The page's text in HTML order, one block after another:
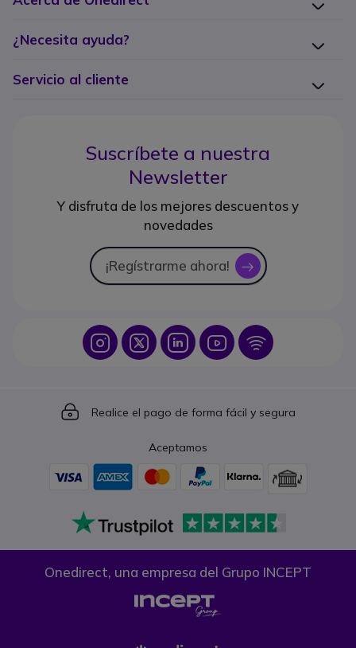
¿Necesita ayuda?
Servicio al cliente
Suscríbete a nuestra
Newsletter
Y disfruta de los mejores descuentos y
novedades
¡Regístrarme ahora! icon
Icon IconIcon Icon Icon
Icon
Realice el pago de forma fácil y segura
Aceptamos
Onedirect, una empresa del Grupo INCEPT